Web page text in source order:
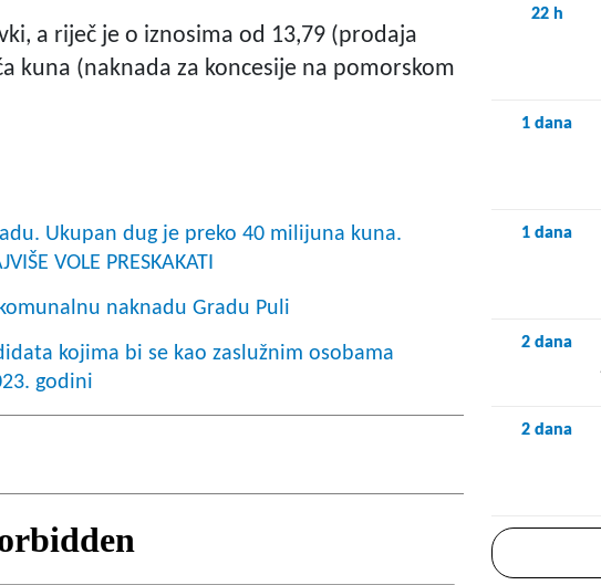
a riječ je o iznosima od 13,79 (prodaja
kuna (naknada za koncesije na pomorskom
Ukupan dug je preko 40 milijuna kuna.
VOLE PRESKAKATI
naknadu Gradu Puli
kojima bi se kao zaslužnim osobama
godini
22 h
1 dana
1 dana
2 dana
2 dana